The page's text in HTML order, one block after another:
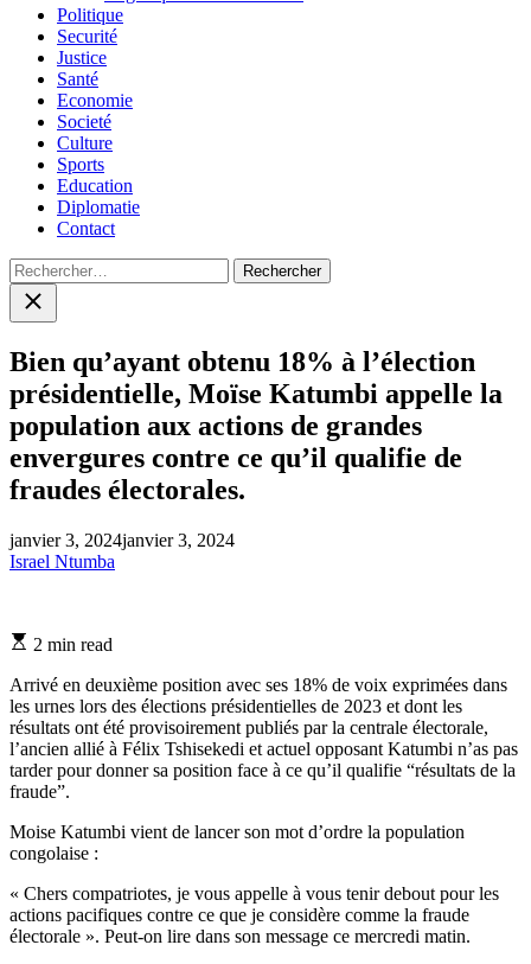
Politique
Securité
Justice
Santé
Economie
Societé
Culture
Sports
Education
Diplomatie
Contact
Rechercher :
Close
search
Bien qu’ayant obtenu 18% à l’élection
présidentielle, Moïse Katumbi appelle la
population aux actions de grandes
envergures contre ce qu’il qualifie de
fraudes électorales.
janvier 3, 2024janvier 3, 2024
Israel Ntumba
Estimated
time
2 min read
Arrivé en deuxième position avec ses 18% de voix exprimées dans
les urnes lors des élections présidentielles de 2023 et dont les
résultats ont été provisoirement publiés par la centrale électorale,
l’ancien allié à Félix Tshisekedi et actuel opposant Katumbi n’as pas
tarder pour donner sa position face à ce qu’il qualifie “résultats de la
fraude”.
Moise Katumbi vient de lancer son mot d’ordre la population
congolaise :
« Chers compatriotes, je vous appelle à vous tenir debout pour les
actions pacifiques contre ce que je considère comme la fraude
électorale ». Peut-on lire dans son message ce mercredi matin.